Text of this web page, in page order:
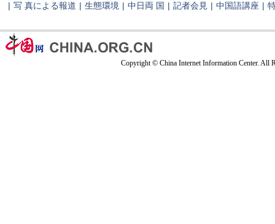
| 写 真による報道 | 生態環境 | 中日両 国 | 記者会見 | 中国語講座 |